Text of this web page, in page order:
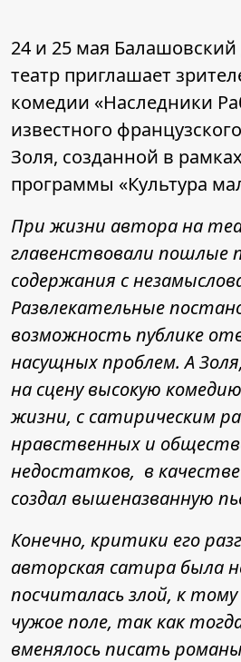
24 и 25 мая
театр приглашает
комедии «Наследники
известного
Золя, созданной в
программы «Культура
При жизни автора на
главенствовали пошлые
содержания с
Развлекательные
возможность публике
насущных проблем. А
на сцену высокую
жизни, с сатирическим
нравственных и
недостатков, в
создал вышеназванную
Конечно, критики его
авторская сатира была
посчиталась злой, к
чужое поле, так как
вменялось писать